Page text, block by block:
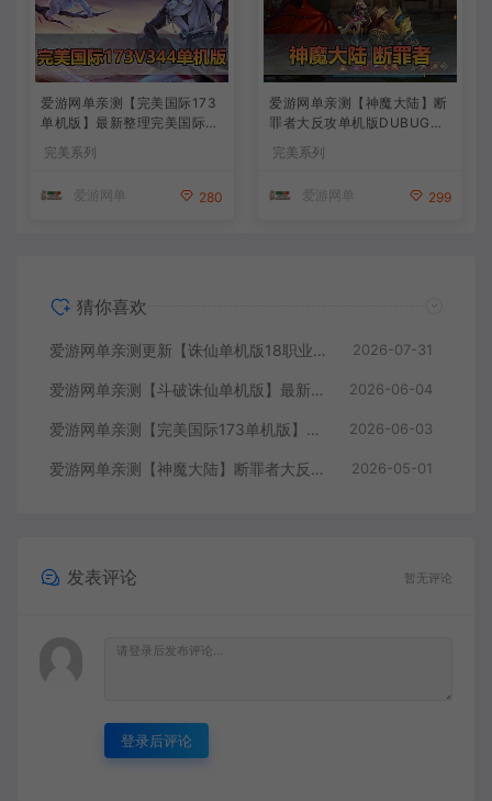
爱游网单亲测【完美国际173
单机版】最新整理完美国际17
装备精炼128倍 视频安装教学
完美系列
爱游网单 280
爱游网单亲测【神魔大陆】断
罪者大反攻单机版DUBUG命
机一键端视频安装教学
完美系列
爱游网单 299
猜你喜欢
爱游网单亲测更新【诛仙单机版18职业】最新整理桃源诛仙精修第4版 配套GM工具可发物品装备点券 配套工具大全 虚拟机一键端 视频安装教学+手工端文本教学 2026-07-31
爱游网单亲测【斗破诛仙单机版】最新整理18职业超变 带GM物品后台 通用视频安装教学虚拟机一键端+手工端文本教学 2026-06-04
爱游网单亲测【完美国际173单机版】最新整理完美国际173V344新15职业鸿利商城版装备精炼128倍 视频安装教学 虚拟机一键端 2026-06-03
爱游网单亲测【神魔大陆】断罪者大反攻单机版DUBUG命令可发物品道具装备叶子虚拟机一键端视频安装教学 2026-05-01
发表评论 暂无评论
登录后评论